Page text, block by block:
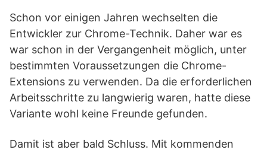
Schon vor einigen Jahren wechselten die
Entwickler zur Chrome-Technik. Daher war es
war schon in der Vergangenheit möglich, unter
bestimmten Voraussetzungen die Chrome-
Extensions zu verwenden. Da die erforderlichen
Arbeitsschritte zu langwierig waren, hatte diese
Variante wohl keine Freunde gefunden.
Damit ist aber bald Schluss. Mit kommenden